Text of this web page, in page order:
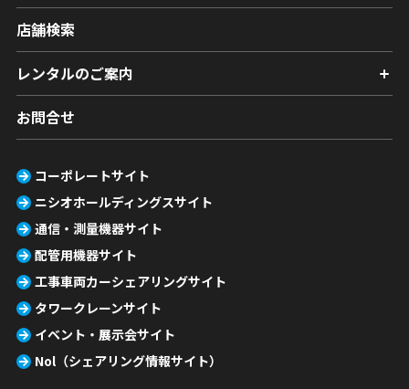
店舗検索
レンタルのご案内
お問合せ
コーポレートサイト
ニシオホールディングスサイト
通信・測量機器サイト
配管用機器サイト
工事車両カーシェアリングサイト
タワークレーンサイト
イベント・展示会サイト
Nol（シェアリング情報サイト）